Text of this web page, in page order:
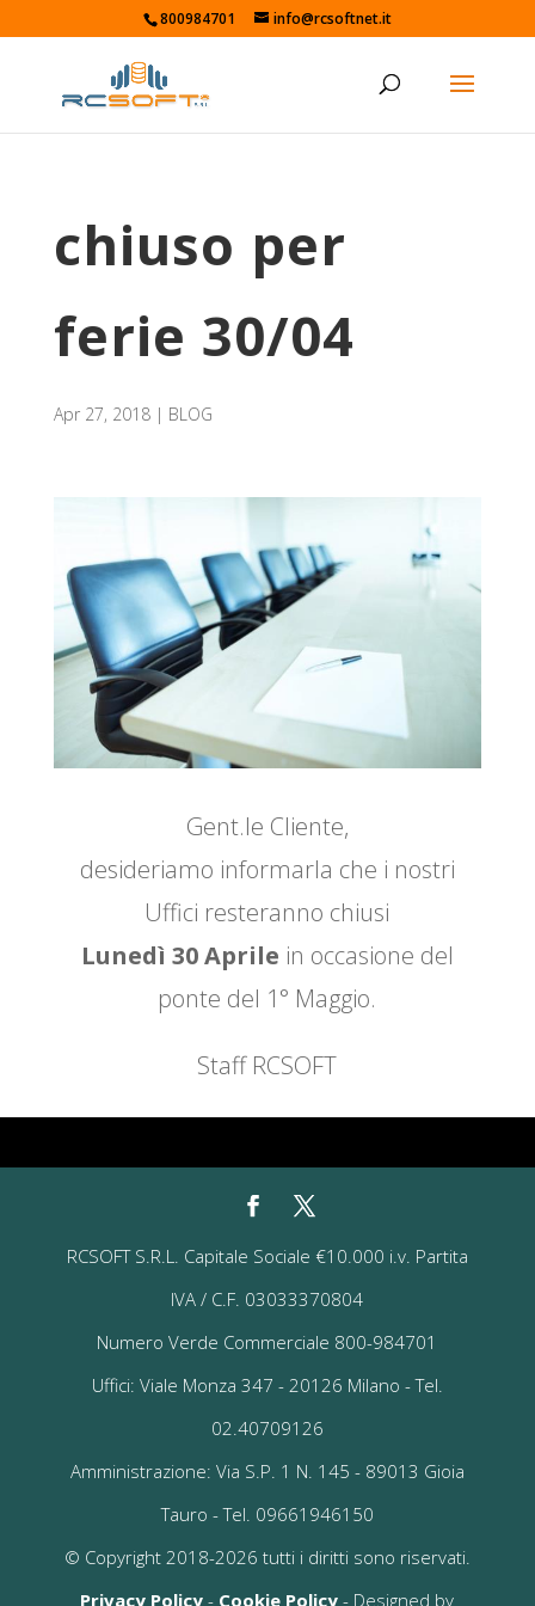
800984701 info@rcsoftnet.it
chiuso per
ferie 30/04
Apr 27, 2018| BLOG
Gent.le Cliente,
desideriamo informarla che i nostri
Uffici resteranno chiusi
Lunedì 30 Aprile in occasione del
ponte del 1° Maggio.
Staff RCSOFT
RCSOFT S.R.L. Capitale Sociale €10.000 i.v. Partita
IVA / C.F. 03033370804
Numero Verde Commerciale 800-984701
Uffici: Viale Monza 347 - 20126 Milano - Tel.
02.40709126
Amministrazione: Via S.P. 1 N. 145 - 89013 Gioia
Tauro - Tel. 09661946150
© Copyright 2018-2026 tutti i diritti sono riservati.
Privacy Policy - Cookie Policy - Designed by